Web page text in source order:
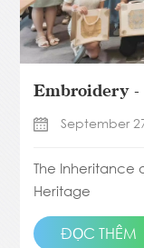
Embroidery -
September
The Inheritance
Heritage
ĐỌC THÊM